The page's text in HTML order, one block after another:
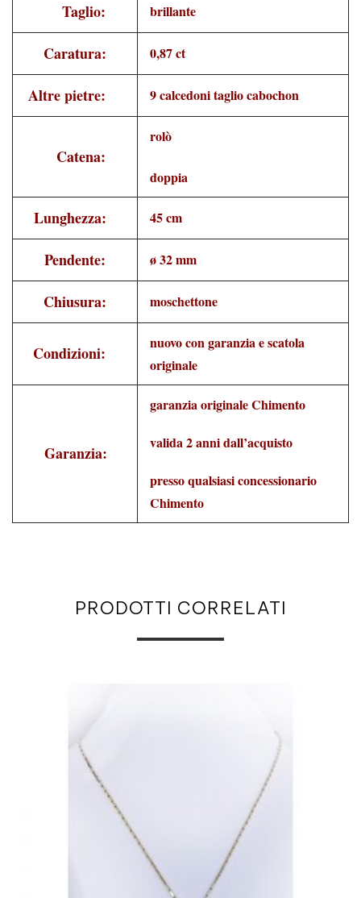
Taglio: brillante
Caratura: 0,87 ct
Altre pietre: 9 calcedoni taglio cabochon
Catena:
rolò
doppia
Lunghezza: 45 cm
Pendente: ø 32 mm
Chiusura: moschettone
Condizioni:
nuovo con garanzia e scatola
originale
Garanzia:
garanzia originale Chimento
valida 2 anni dall’acquisto
presso qualsiasi concessionario
Chimento
PRODOTTI CORRELATI